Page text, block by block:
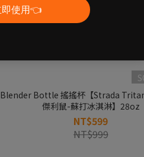
Blender Bottle 搖搖杯【Strada
傑利鼠-蘇打冰淇淋】28oz
NT$599
NT$999